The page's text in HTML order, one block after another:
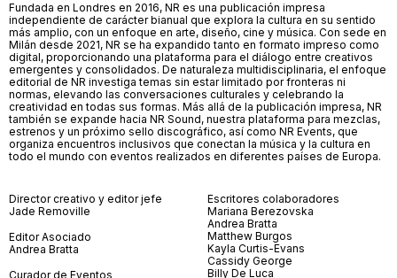
Fundada en Londres en 2016, NR es una publicación impresa
independiente de carácter bianual que explora la cultura en su sentido
más amplio, con un enfoque en arte, diseño, cine y música. Con sede en
Milán desde 2021, NR se ha expandido tanto en formato impreso como
digital, proporcionando una plataforma para el diálogo entre creativos
emergentes y consolidados. De naturaleza multidisciplinaria, el enfoque
editorial de NR investiga temas sin estar limitado por fronteras ni
normas, elevando las conversaciones culturales y celebrando la
creatividad en todas sus formas. Más allá de la publicación impresa, NR
también se expande hacia NR Sound, nuestra plataforma para mezclas,
estrenos y un próximo sello discográfico, así como NR Events, que
organiza encuentros inclusivos que conectan la música y la cultura en
todo el mundo con eventos realizados en diferentes países de Europa.
Director creativo y editor jefe
Jade Removille
Editor Asociado
Andrea Bratta
Curador de Eventos
Escritores colaboradores
Mariana Berezovska
Andrea Bratta
Matthew Burgos
Kayla Curtis-Evans
Cassidy George
Billy De Luca